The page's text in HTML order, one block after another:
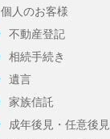
【相続登記】浦安
子どもがいない
通帳がないネッ
個人のお客様
不動産登記
相続手続き
遺言
家族信託
成年後見・任意後見